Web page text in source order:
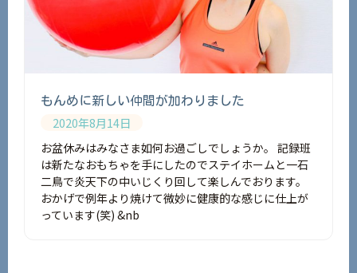
もんめに新しい仲間が加わりました
2020年8月14日
お盆休みはみなさま如何お過ごしでしょうか。 記録班
は新たなおもちゃを手にしたのでステイホームと一石
二鳥で炎天下の中いじくり回して楽しんでおります。
おかげで例年より焼けて微妙に健康的な感じに仕上が
っています(笑) &nb